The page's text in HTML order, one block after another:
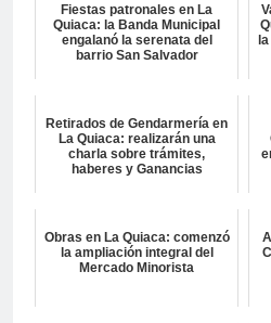
Fiestas patronales en La
Quiaca: la Banda Municipal
engalanó la serenata del
barrio San Salvador
la
Retirados de Gendarmería en
La Quiaca: realizarán una
charla sobre trámites,
haberes y Ganancias
Obras en La Quiaca: comenzó
la ampliación integral del
Mercado Minorista